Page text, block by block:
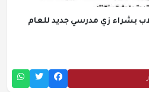
بشراء زي مدرسي جديد للعام